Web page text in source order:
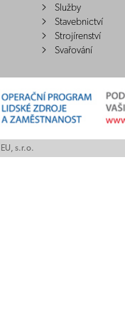
Služby
Stavebnictví
Strojírenství
Svařování
s.r.o.